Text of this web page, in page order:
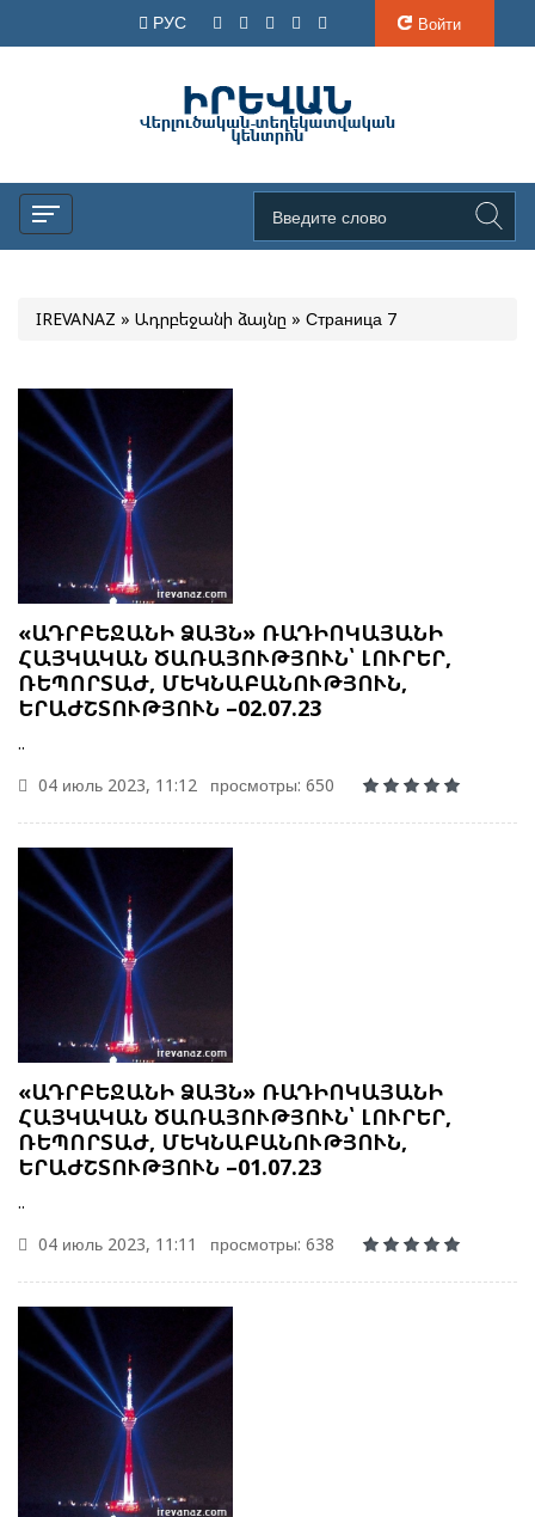
РУС Войти
IREVANAZ » Ադրբեջանի ձայնը » Страница 7
«ԱԴՐԲԵՋԱՆԻ ՁԱՅՆ» ՌԱԴԻՈԿԱՅԱՆԻ
ՀԱՅԿԱԿԱՆ ԾԱՌԱՅՈՒԹՅՈՒՆ՝ ԼՈՒՐԵՐ,
ՌԵՊՈՐՏԱԺ, ՄԵԿՆԱԲԱՆՈՒԹՅՈՒՆ,
ԵՐԱԺՇՏՈՒԹՅՈՒՆ –02.07.23
..
04 июль 2023, 11:12
просмотры: 650
«ԱԴՐԲԵՋԱՆԻ ՁԱՅՆ» ՌԱԴԻՈԿԱՅԱՆԻ
ՀԱՅԿԱԿԱՆ ԾԱՌԱՅՈՒԹՅՈՒՆ՝ ԼՈՒՐԵՐ,
ՌԵՊՈՐՏԱԺ, ՄԵԿՆԱԲԱՆՈՒԹՅՈՒՆ,
ԵՐԱԺՇՏՈՒԹՅՈՒՆ –01.07.23
..
04 июль 2023, 11:11
просмотры: 638